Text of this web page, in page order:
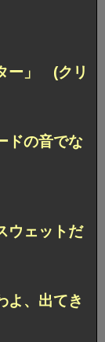
ー」 (クリ
ドの音でな
ウェットだ
よ、出てき